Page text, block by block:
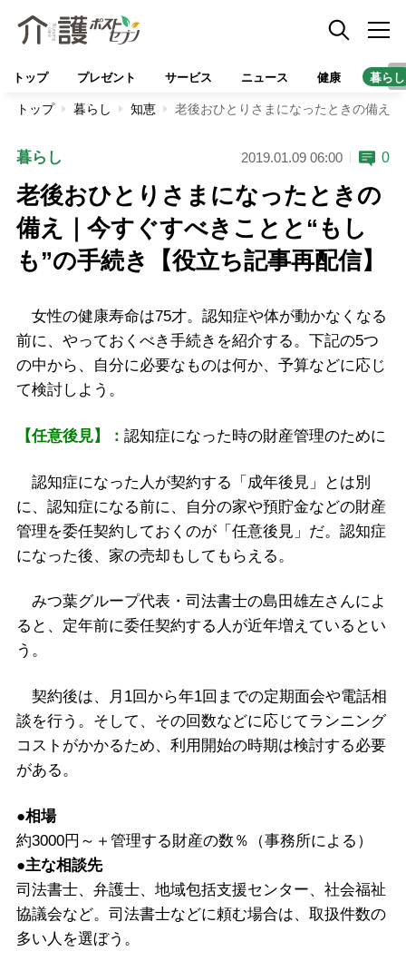
トップ プレゼント サービス ニュース 健康 暮らし
トップ 暮らし 知恵 老後おひとりさまになったときの備え
暮らし 2019.01.09 06:00 0
老後おひとりさまになったときの
備え｜今すぐすべきことと“もし
も”の手続き【役立ち記事再配信】
女性の健康寿命は75才。認知症や体が動かなくなる
前に、やっておくべき手続きを紹介する。下記の5つ
の中から、自分に必要なものは何か、予算などに応じ
て検討しよう。
【任意後見】： 認知症になった時の財産管理のために
認知症になった人が契約する「成年後見」とは別
に、認知症になる前に、自分の家や預貯金などの財産
管理を委任契約しておくのが「任意後見」だ。認知症
になった後、家の売却もしてもらえる。
みつ葉グループ代表・司法書士の島田雄左さんによ
ると、定年前に委任契約する人が近年増えているとい
う。
契約後は、月1回から年1回までの定期面会や電話相
談を行う。そして、その回数などに応じてランニング
コストがかかるため、利用開始の時期は検討する必要
がある。
●相場
約3000円～＋管理する財産の数％（事務所による）
●主な相談先
司法書士、弁護士、地域包括支援センター、社会福祉
協議会など。司法書士などに頼む場合は、取扱件数の
多い人を選ぼう。